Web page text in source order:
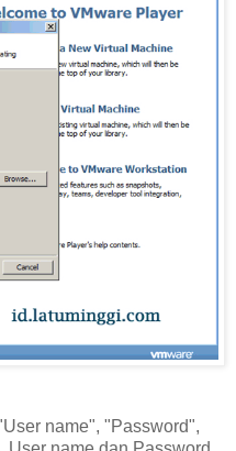
name", "Password",